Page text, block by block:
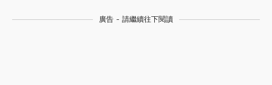
廣告 - 請繼續往下閱讀